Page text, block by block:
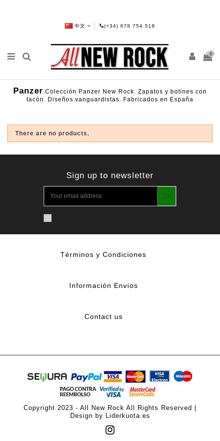
中文 (+34) 678 754 518
0
Panzer Colección Panzer New Rock. Zapatos y botines con
tacón. Diseños vanguardistas. Fabricados en España
There are no products.
Sign up to newsletter
Términos y Condiciones
Información Envíos
Contact us
Copyright 2023 - All New Rock All Rights Reserved |
Design by Liderkuota.es